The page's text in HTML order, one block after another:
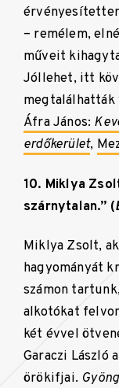
– remélem,
műveit
Jóllehet, itt
megtalálhatták
Áfra János:
erdőkerület,
10. Miklya
szárnytalan.” (
Miklya Zsolt,
hagyományát
számon
alkotókat
két évvel
Garaczi László
örökifjai.